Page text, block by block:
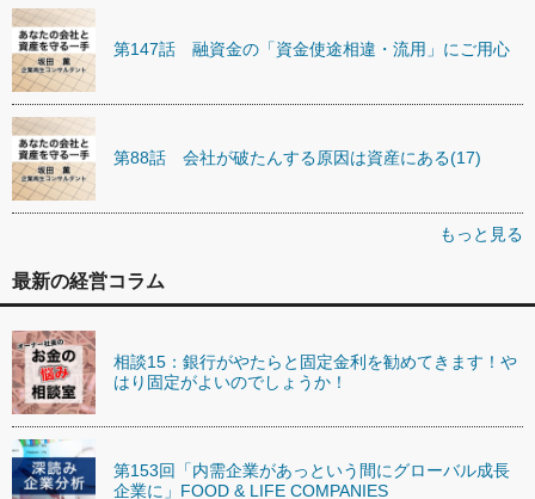
第147話 融資金の「資金使途相違・流用」にご用心
第88話 会社が破たんする原因は資産にある(17)
もっと見る
最新の経営コラム
相談15：銀行がやたらと固定金利を勧めてきます！や
はり固定がよいのでしょうか！
第153回「内需企業があっという間にグローバル成長
企業に」FOOD & LIFE COMPANIES